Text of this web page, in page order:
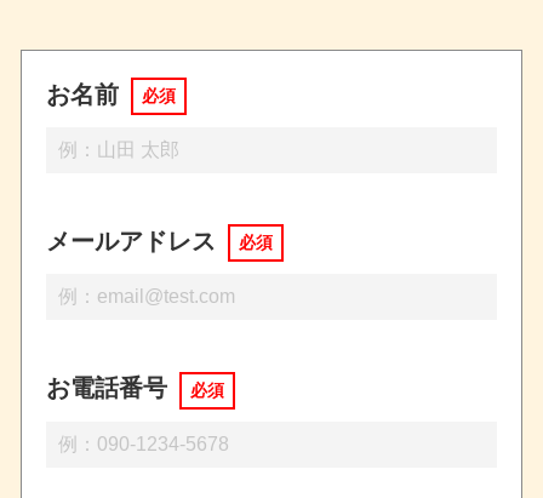
お名前 必須
メールアドレス 必須
お電話番号 必須